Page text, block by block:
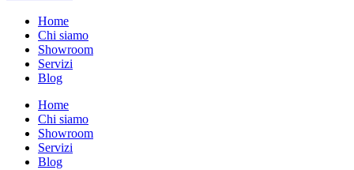
Home
Chi siamo
Showroom
Servizi
Blog
Home
Chi siamo
Showroom
Servizi
Blog